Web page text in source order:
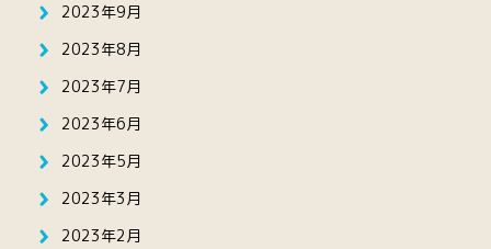
2023年9月
2023年8月
2023年7月
2023年6月
2023年5月
2023年3月
2023年2月